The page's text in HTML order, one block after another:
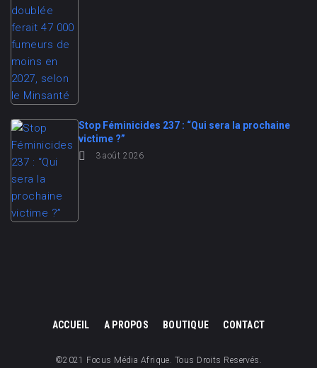
Stop Féminicides 237 : “Qui sera la prochaine
victime ?”
3 août 2026
ACCUEIL A PROPOS BOUTIQUE CONTACT
©2021 Focus Média Afrique. Tous Droits Reservés.